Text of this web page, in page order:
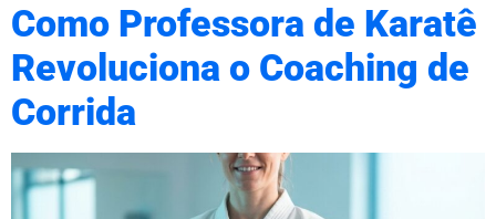
Como Professora de Karatê
Revoluciona o Coaching de
Corrida